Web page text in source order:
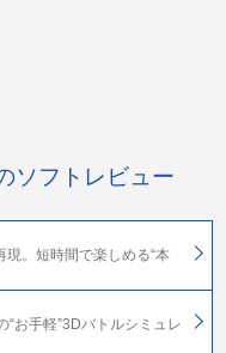
ソフトレビュー
。短時間で楽しめる“本
お手軽”3Dバトルシミュレ